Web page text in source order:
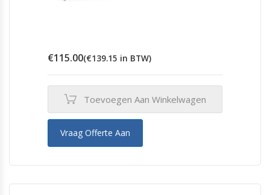
€115.00(€139.15 in BTW)
Toevoegen Aan Winkelwagen
Vraag Offerte Aan